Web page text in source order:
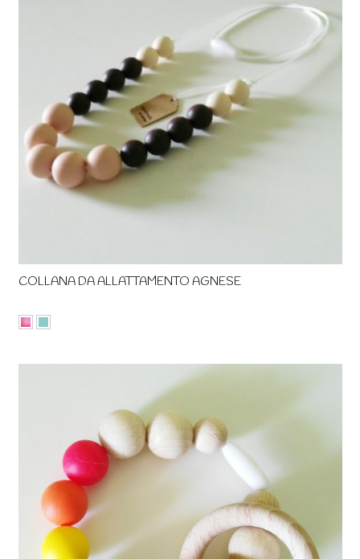
COLLANA DA ALLATTAMENTO AGNESE